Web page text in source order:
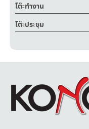
โต๊ะทำงาน
โต๊ะประชุม